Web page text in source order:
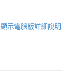
顯示電腦版詳細說明